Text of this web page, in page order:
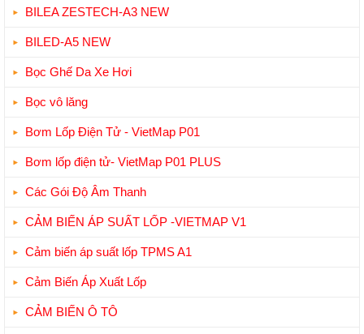
BILEA ZESTECH-A3 NEW
BILED-A5 NEW
Bọc Ghế Da Xe Hơi
Bọc vô lăng
Bơm Lốp Điện Tử - VietMap P01
Bơm lốp điện tử- VietMap P01 PLUS
Các Gói Độ Âm Thanh
CẢM BIẾN ÁP SUẤT LỐP -VIETMAP V1
Cảm biến áp suất lốp TPMS A1
Cảm Biến Áp Xuất Lốp
CẢM BIẾN Ô TÔ